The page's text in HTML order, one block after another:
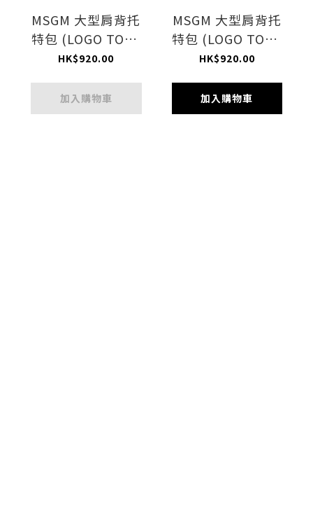
MSGM 大型肩背托
特包 (LOGO TOTE
BLACK)
HK$920.00
加入購物車
MSGM 大型肩背托
特包 (LOGO TOTE
YELLOW)
HK$920.00
加入購物車